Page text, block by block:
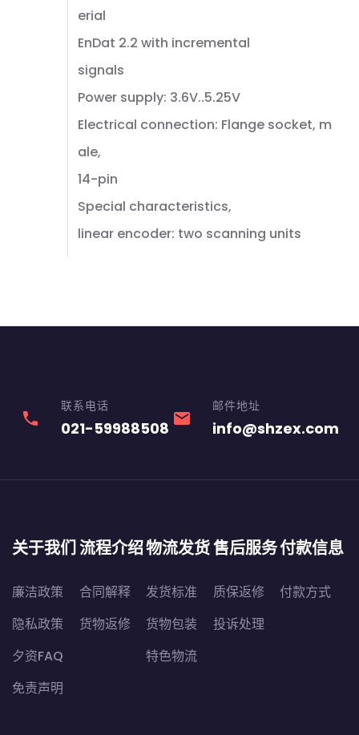
erial
EnDat 2.2 with incremental
signals
Power supply: 3.6V..5.25V
Electrical connection: Flange socket, m
ale,
14-pin
Special characteristics,
linear encoder: two scanning units
phone
联系电话
021-59988508 email
邮件地址
info@shzex.com
关于我们
廉洁政策
隐私政策
夕资FAQ
免责声明
流程介绍
合同解释
货物返修
物流发货
发货标准
货物包装
特色物流
售后服务
质保返修
投诉处理
付款信息
付款方式